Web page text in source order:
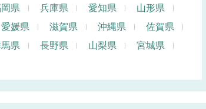
県 兵庫県 愛知県
山形県
愛媛県 滋賀県 沖縄県
佐賀県
県 長野県 山梨県
宮城県